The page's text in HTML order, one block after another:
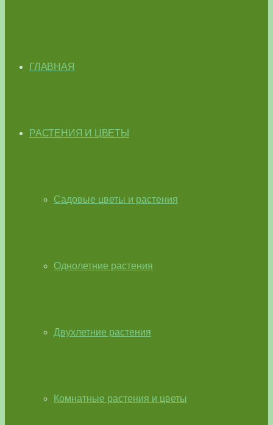
ГЛАВНАЯ
РАСТЕНИЯ И ЦВЕТЫ
Садовые цветы и растения
Однолетние растения
Двухлетние растения
Комнатные растения и цветы